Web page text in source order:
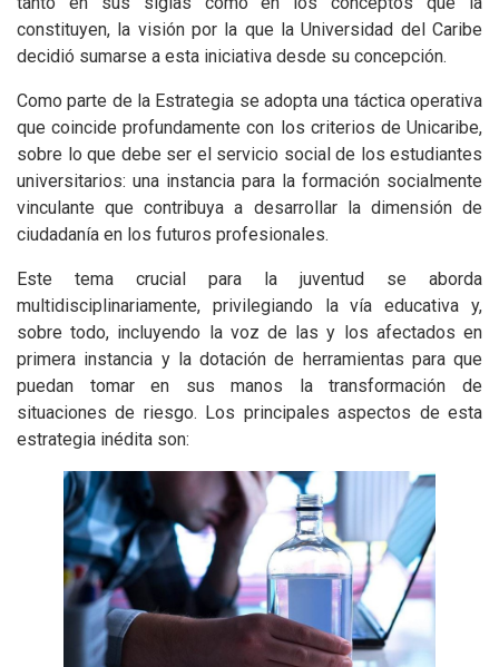
constituyen, la visión por la que la Universidad del Caribe
decidió sumarse a esta iniciativa desde su concepción.
Como parte de la Estrategia se adopta una táctica operativa
que coincide profundamente con los criterios de Unicaribe,
sobre lo que debe ser el servicio social de los estudiantes
universitarios: una instancia para la formación socialmente
vinculante que contribuya a desarrollar la dimensión de
ciudadanía en los futuros profesionales.
Este tema crucial para la juventud se aborda
multidisciplinariamente, privilegiando la vía educativa y,
sobre todo, incluyendo la voz de las y los afectados en
primera instancia y la dotación de herramientas para que
puedan tomar en sus manos la transformación de
situaciones de riesgo. Los principales aspectos de esta
estrategia inédita son: